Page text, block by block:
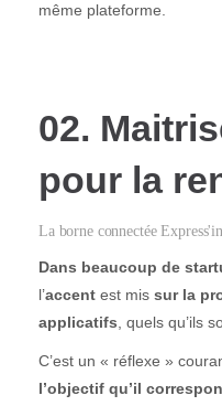
même plateforme.
02.
pour la
La borne connectée
Dans beaucoup de
l’accent est mis sur la
applicatifs , quels qu’ils
C’est un « réflexe »
l’objectif qu’il